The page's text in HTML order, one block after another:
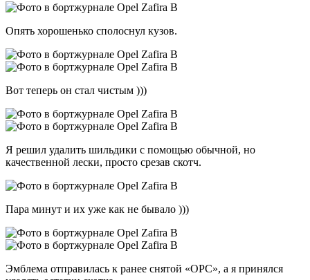
Опять хорошенько сполоснул кузов.
Вот теперь он стал чистым )))
Я решил удалить шильдики с помощью обычной, но
качественной лески, просто срезав скотч.
Пара минут и их уже как не бывало )))
Эмблема отправилась к ранее снятой «ОРС», а я принялся